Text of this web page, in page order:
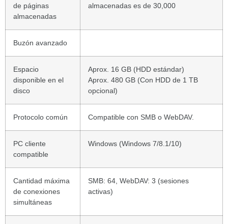
de páginas
almacenadas
almacenadas es de 30,000
Buzón avanzado
Espacio
disponible en el
disco
Aprox. 16 GB (HDD estándar)
Aprox. 480 GB (Con HDD de 1 TB
opcional)
Protocolo común Compatible con SMB o WebDAV.
PC cliente
compatible
Windows (Windows 7/8.1/10)
Cantidad máxima
de conexiones
simultáneas
SMB: 64, WebDAV: 3 (sesiones
activas)